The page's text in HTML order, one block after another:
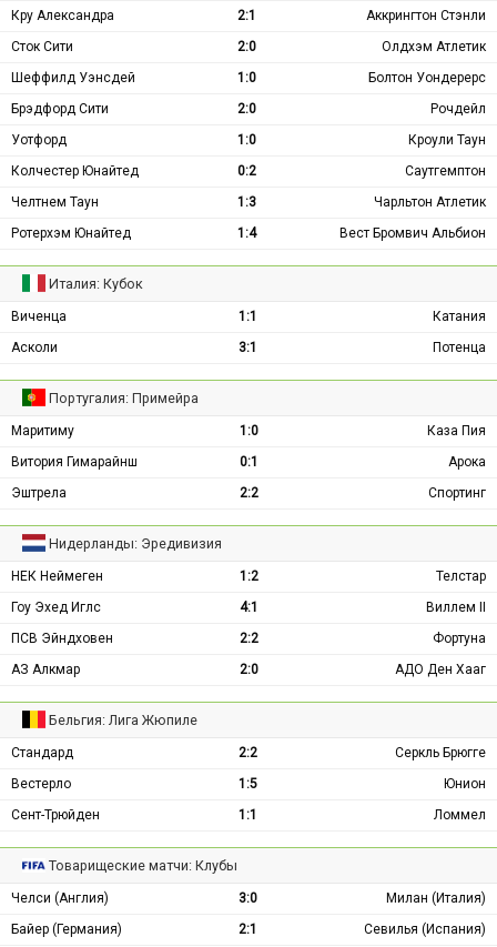
Кру Александра
2:1
Аккрингтон Стэнли
Сток Сити
2:0
Олдхэм Атлетик
Шеффилд Уэнсдей
1:0
Болтон Уондерерс
Брэдфорд Сити
2:0
Рочдейл
Уотфорд
1:0
Кроули Таун
Колчестер Юнайтед
0:2
Саутгемптон
Челтнем Таун
1:3
Чарльтон Атлетик
Ротерхэм Юнайтед
1:4 Вест Бромвич Альбион
Италия: Кубок
Виченца 1:1
Катания
Асколи
3:1 Потенца
Португалия: Примейра
Маритиму 1:0
Каза Пия
Витория Гимарайнш
0:1
Арока
Эштрела
2:2 Спортинг
Нидерланды: Эредивизия
НЕК Неймеген 1:2
Телстар
Гоу Эхед Иглс
4:1
Виллем II
ПСВ Эйндховен
2:2
Фортуна
АЗ Алкмар
2:0 АДО Ден Хааг
Бельгия: Лига Жюпиле
Стандард 2:2
Серкль Брюгге
Вестерло
1:5
Юнион
Сент-Трюйден
1:1 Ломмел
Товарищеские матчи: Клубы
Челси (Англия) 3:0
Милан (Италия)
Байер (Германия)
2:1 Севилья (Испания)